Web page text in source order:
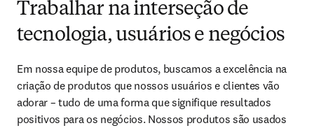
Trabalhar na interseção de
tecnologia, usuários e negócios
Em nossa equipe de produtos, buscamos a excelência na
criação de produtos que nossos usuários e clientes vão
adorar – tudo de uma forma que signifique resultados
positivos para os negócios. Nossos produtos são usados